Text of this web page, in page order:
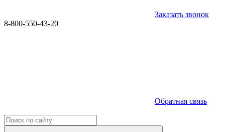
Заказать звонок
8-800-550-43-20
Обратная связь